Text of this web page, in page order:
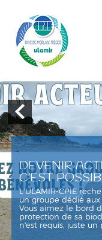
DEVENIR
C'EST
L’ULAMIR-CPIE
un groupe dédié aux
Vous aimez le bord
protection de sa
n'est requis, juste un
contacter pour plus